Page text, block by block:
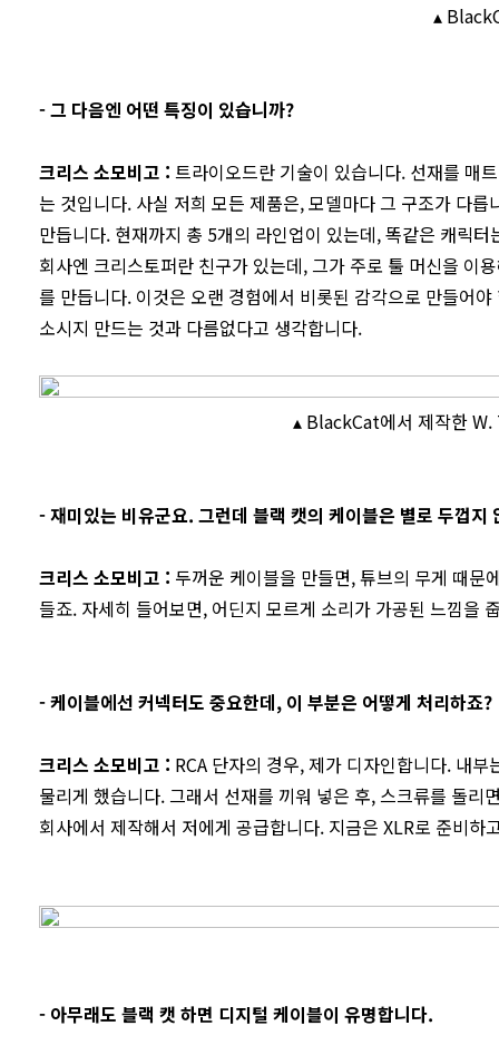
▴
-그 다음엔 어떤 특징이 있습니까?
크리스 소모비고 : 트라이오드란 기술이 있습니다. 선재를 매
는 것입니다. 사실 저희 모든 제품은, 모델마다 그 구조가 다
만듭니다. 현재까지 총 5개의 라인업이 있는데, 똑같은 캐릭
회사엔 크리스토퍼란 친구가 있는데, 그가 주로 툴 머신을 이
를 만듭니다. 이것은 오랜 경험에서 비롯된 감각으로 만들어
소시지 만드는 것과 다름없다고 생각합니다.
▴ BlackCat에서 제작한W.
- 재미있는 비유군요. 그런데 블랙 캣의 케이블은 별로 두껍지
크리스 소모비고 : 두꺼운 케이블을 만들면, 튜브의 무게 때문
들죠. 자세히 들어보면, 어딘지 모르게 소리가 가공된 느낌을
- 케이블에선 커넥터도 중요한데, 이 부분은 어떻게 처리하죠?
크리스 소모비고 : RCA 단자의 경우, 제가 디자인합니다. 내
물리게 했습니다. 그래서 선재를 끼워 넣은 후, 스크류를 돌
회사에서 제작해서 저에게 공급합니다. 지금은 XLR로 준비하
- 아무래도 블랙 캣 하면 디지털 케이블이 유명합니다.